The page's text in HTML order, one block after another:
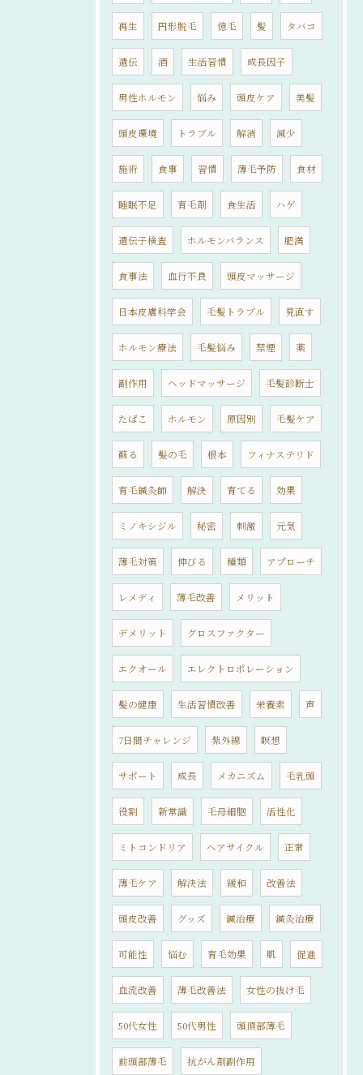
再生 円形脱毛 億毛 髪 タバコ
遺伝 酒 生活習慣 成長因子
男性ホルモン 悩み 頭皮ケア 美髪
頭皮環境 トラブル 解消 減少
施術 食事 習慣 薄毛予防 食材
睡眠不足 育毛剤 食生活 ハゲ
遺伝子検査 ホルモンバランス 肥満
食事法 血行不良 頭皮マッサージ
日本皮膚科学会 毛髪トラブル 見直す
ホルモン療法 毛髪悩み 禁煙 薬
副作用 ヘッドマッサージ 毛髪診断士
たばこ ホルモン 原因別 毛髪ケア
蘇る 髪の毛 根本 フィナステリド
育毛鍼灸師 解決 育てる 効果
ミノキシジル 秘密 刺激 元気
薄毛対策 伸びる 種類 アプローチ
レメディ 薄毛改善 メリット
デメリット グロスファクター
エクオール エレクトロポレーション
髪の健康 生活習慣改善 栄養素 声
7日間チャレンジ 紫外線 瞑想
サポート 成長 メカニズム 毛乳頭
役割 新常識 毛母細胞 活性化
ミトコンドリア ヘアサイクル 正常
薄毛ケア 解決法 緩和 改善法
頭皮改善 グッズ 鍼治療 鍼灸治療
可能性 悩む 育毛効果 肌 促進
血流改善 薄毛改善法 女性の抜け毛
50代女性 50代男性 頭頂部薄毛
前頭部薄毛 抗がん剤副作用